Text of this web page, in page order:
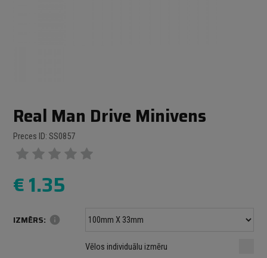
Real Man Drive Minivens
Preces ID: SS0857
€1.35
IZMĒRS: info
mm mm
Maksimālais izmērs: 1000 mm
Vēlos individuālu izmēru